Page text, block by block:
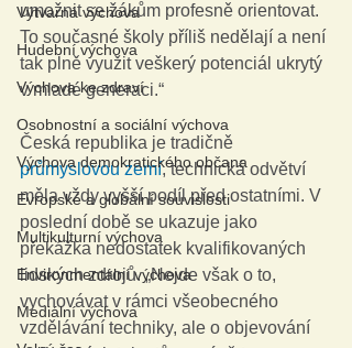
Výtvarná výchova
Hudební výchova
Výchova ke zdraví
Osobnostní a sociální výchova
Výchova demokratického občana
Evropské a globální souvislosti
Multikulturní výchova
Environmentální výchova
Mediální výchova
umožnit se žákům profesně orientovat.
To současné školy příliš nedělají a není
tak plně využit veškerý potenciál ukrytý
v mladé generaci.“
Česká republika je tradičně
průmyslovou zemí, technická odvětví
měla vždy vyšší podíl před ostatními. V
poslední době se ukazuje jako
překážka nedostatek kvalifikovaných
lidských zdrojů. „Nejde však o to,
vychovávat v rámci všeobecného
vzdělávání techniky, ale o objevování